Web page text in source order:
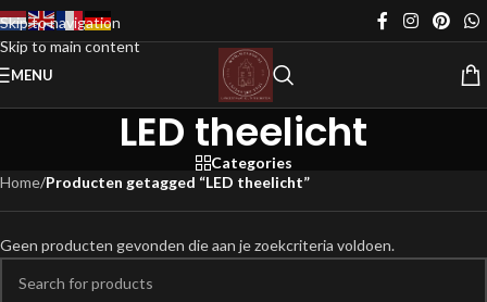
Skip to navigation
Skip to main content
MENU
LED theelicht
Categories
Home/Producten getagged “LED theelicht”
Geen producten gevonden die aan je zoekcriteria voldoen.